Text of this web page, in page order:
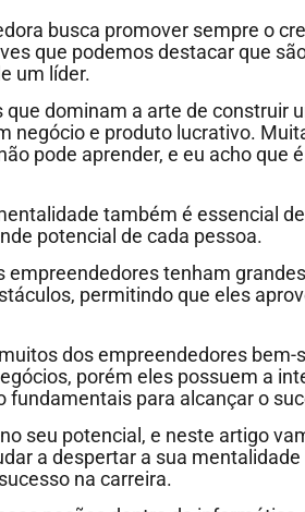
busca promover sempre o
que podemos destacar que
um líder.
dominam a arte de construir
negócio e produto lucrativo.
pode aprender, e eu acho que
também é essencial
potencial de cada pessoa.
empreendedores tenham
permitindo que eles
dos empreendedores bem-
porém eles possuem a
fundamentais para alcançar o
seu potencial, e neste artigo
a despertar a sua mentalidade
na carreira.